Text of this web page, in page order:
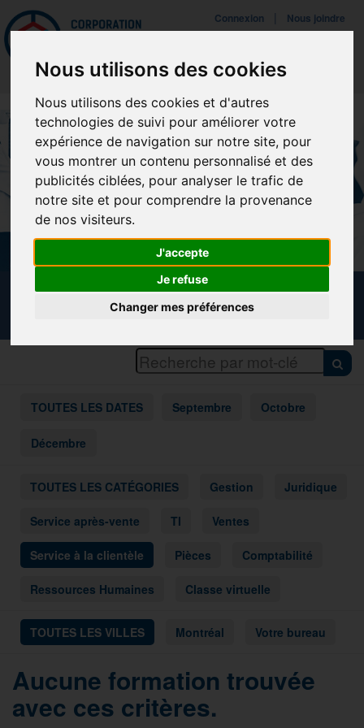
Nous utilisons des cookies
Nous utilisons des cookies et d'autres
technologies de suivi pour améliorer votre
expérience de navigation sur notre site, pour
vous montrer un contenu personnalisé et des
publicités ciblées, pour analyser le trafic de
notre site et pour comprendre la provenance
de nos visiteurs.
J'accepte
Je refuse
Changer mes préférences
Mettreà jour vos préférences de témoins
Connexion Nous joindre
CALENDRIER DES FORMATIONS
TOUTES LES DATES Septembre Octobre
Décembre
TOUTES LES CATÉGORIES Gestion Juridique
Service après-vente TI Ventes
Service à la clientèle Pièces Comptabilité
Ressources Humaines Classe virtuelle
TOUTES LES VILLES Montréal Votre bureau
Aucune formation trouvée
avec ces critères.